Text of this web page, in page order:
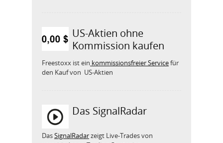
US-Aktien ohne
Kommission kaufen
Freestoxx ist ein kommissionsfreier Servicefür
den Kauf von US-Aktien
Das SignalRadar
DasSignalRadarzeigt Live-Trades von